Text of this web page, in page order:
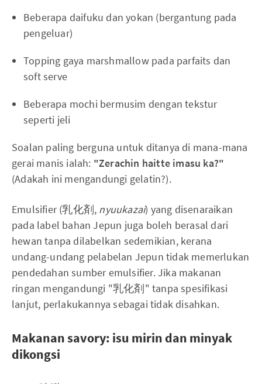
Beberapa daifuku dan yokan (bergantung pada
pengeluar)
Topping gaya marshmallow pada parfaits dan
soft serve
Beberapa mochi bermusim dengan tekstur
seperti jeli
Soalan paling berguna untuk ditanya di mana-mana
gerai manis ialah: "Zerachin haitte imasu ka?"
(Adakah ini mengandungi gelatin?).
Emulsifier (乳化剤, nyuukazai) yang disenaraikan
pada label bahan Jepun juga boleh berasal dari
hewan tanpa dilabelkan sedemikian, kerana
undang-undang pelabelan Jepun tidak memerlukan
pendedahan sumber emulsifier. Jika makanan
ringan mengandungi "乳化剤" tanpa spesifikasi
lanjut, perlakukannya sebagai tidak disahkan.
Makanan savory: isu mirin dan minyak
dikongsi